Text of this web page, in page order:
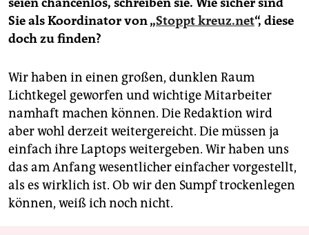
Sie als Koordinator von „Stoppt kreuz.net“, diese
doch zu finden?
Wir haben in einen großen, dunklen Raum
Lichtkegel geworfen und wichtige Mitarbeiter
namhaft machen können. Die Redaktion wird
aber wohl derzeit weitergereicht. Die müssen ja
einfach ihre Laptops weitergeben. Wir haben uns
das am Anfang wesentlicher einfacher vorgestellt,
als es wirklich ist. Ob wir den Sumpf trockenlegen
können, weiß ich noch nicht.